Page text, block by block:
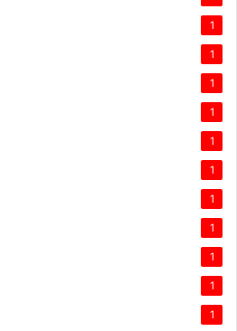
1
1
1
1
1
1
1
1
1
1
1